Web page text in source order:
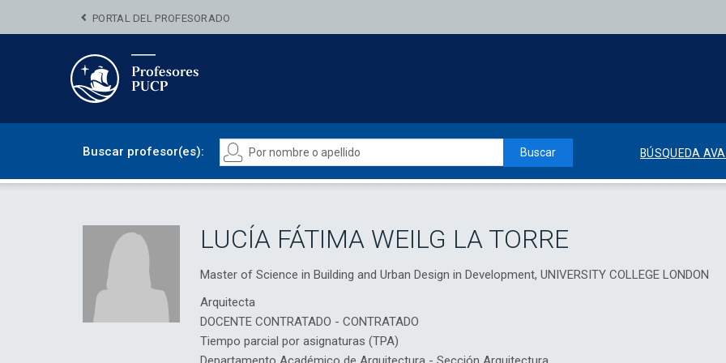
PORTAL DEL PROFESORADO
Buscar profesor(es): Buscar BÚSQUEDA
LUCÍA FÁTIMA WEILG LA TORRE
Master of Science in Building and Urban Design in Development, UNIVERSITY COLLEGE LONDON
Arquitecta
DOCENTE CONTRATADO - CONTRATADO
Tiempo parcial por asignaturas (TPA)